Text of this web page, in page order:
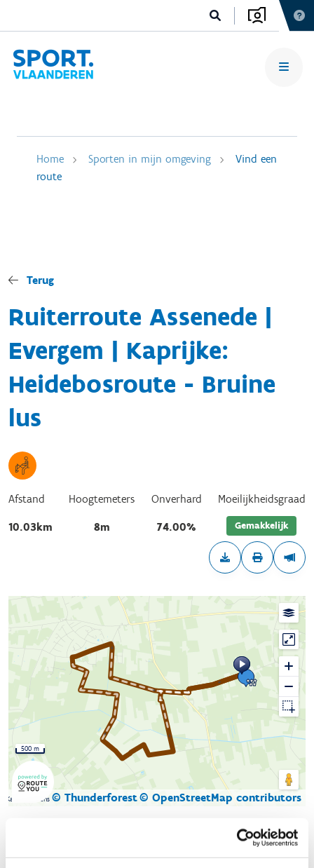
Home Sporten in mijn omgeving
Vind een
route
Terug
Ruiterroute Assenede |
Evergem | Kaprijke:
Heidebosroute - Bruine
lus
Afstand
10.03km
Hoogtemeters
8m
Onverhard
74.00%
Moeilijkheidsgraad
Gemakkelijk
Kaartgegevens © Thunderforest© OpenStreetMap contributors
500 m
Beschrijving van de route